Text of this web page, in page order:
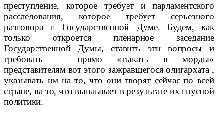
преступление, которое требует и парламентского
расследования, которое требует серьезного
разговора в Государственной Думе. Будем, как
только откроется пленарное заседание
Государственной Думы, ставить эти вопросы и
требовать – прямо «тыкать в морды»
представителям вот этого зажравшегося олигархата ,
указывать им на то, что они творят сейчас по всей
стране, на то, что выплывает в результате их гнусной
политики.